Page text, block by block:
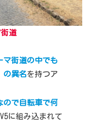
道
マ街道の中でも
の異名を持つア
ので自転車で何
に組み込まれて